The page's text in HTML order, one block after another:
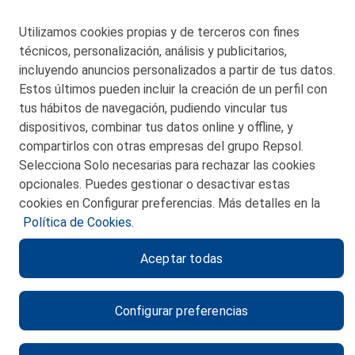
© 2026 Petronor S.A.
CONTACTO
MAPA WEB
POLITICA DE PRIVACIDAD
POLITICA DE COOKIES
CANAL DE ÉTICA
Utilizamos cookies propias y de terceros con fines
técnicos, personalización, análisis y publicitarios,
incluyendo anuncios personalizados a partir de tus datos.
Estos últimos pueden incluir la creación de un perfil con
tus hábitos de navegación, pudiendo vincular tus
dispositivos, combinar tus datos online y offline, y
compartirlos con otras empresas del grupo Repsol.
Selecciona Solo necesarias para rechazar las cookies
opcionales. Puedes gestionar o desactivar estas
cookies en Configurar preferencias. Más detalles en la
Política de Cookies.
Configurar preferencias
Aceptar todas